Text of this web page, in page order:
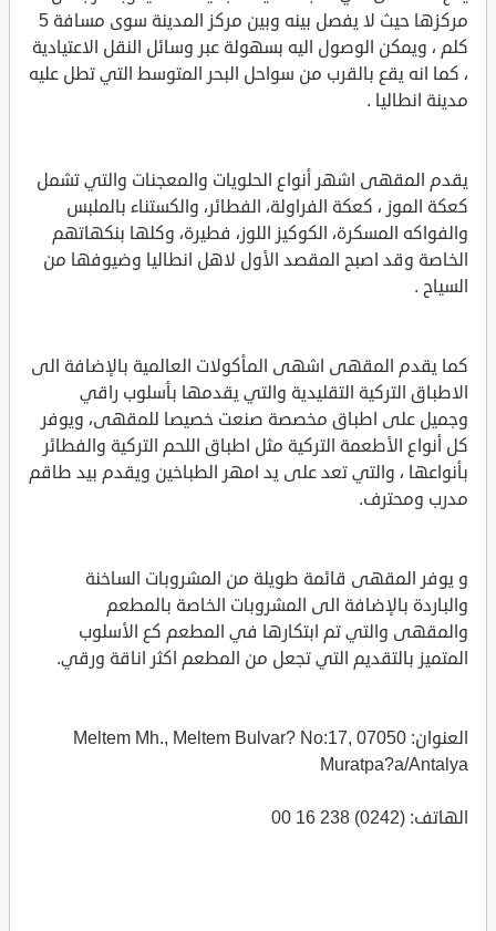
مركزها حيث لا يفصل بينه وبين مركز المدينة سوى مسافة 5
كلم ، ويمكن الوصول اليه بسهولة عبر وسائل النقل الاعتيادية
، كما انه يقع بالقرب من سواحل البحر المتوسط التي تطل عليه
مدينة انطاليا .
يقدم المقهى اشهر أنواع الحلويات والمعجنات والتي تشمل
كعكة الموز ، كعكة الفراولة، الفطائر، والكستناء بالملبس
والفواكه المسكرة، الكوكيز اللوز، فطيرة، وكلها بنكهاتهم
الخاصة وقد اصبح المقصد الأول لاهل انطاليا وضيوفها من
السياح .
كما يقدم المقهى اشهى المأكولات العالمية بالإضافة الى
الاطباق التركية التقليدية والتي يقدمها بأسلوب راقي
وجميل على اطباق مخصصة صنعت خصيصا للمقهى، ويوفر
كل أنواع الأطعمة التركية مثل اطباق اللحم التركية والفطائر
بأنواعها ، والتي تعد على يد امهر الطباخين ويقدم بيد طاقم
مدرب ومحترف.
و يوفر المقهى قائمة طويلة من المشروبات الساخنة
والباردة بالإضافة الى المشروبات الخاصة بالمطعم
والمقهى والتي تم ابتكارها في المطعم كع الأسلوب
المتميز بالتقديم التي تجعل من المطعم اكثر اناقة ورقي.
العنوان: Meltem Mh., Meltem Bulvar? No:17, 07050
Muratpa?a/Antalya
الهاتف: (0242) 238 16 00